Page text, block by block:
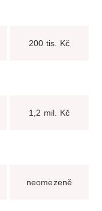
200 tis. Kč
1,2 mil. Kč
neomezeně